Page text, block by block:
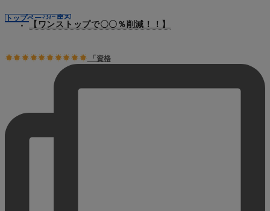
【ワンストップで〇〇％削減！！】
トップページに戻る
「資格